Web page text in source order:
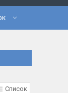
Список